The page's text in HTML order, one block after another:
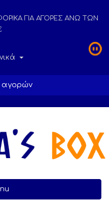
ΓΙΑ ΑΓΟΡΕΣ ΑΝΩ ΤΩΝ
αγορών